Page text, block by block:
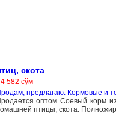
скота
582 сўм
предлагаю: Кормовые и
оптом Соевый корм
птицы, скота.